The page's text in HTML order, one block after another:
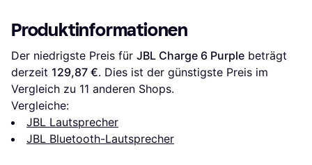
Produktinformationen
Der niedrigste Preis für JBL Charge 6 Purple beträgt
derzeit 129,87 €. Dies ist der günstigste Preis im
Vergleich zu 11 anderen Shops.
Vergleiche:
JBL Lautsprecher
JBL Bluetooth-Lautsprecher